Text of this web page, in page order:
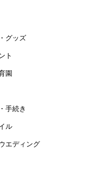
グッズ
ト
園
手続き
ル
エディング